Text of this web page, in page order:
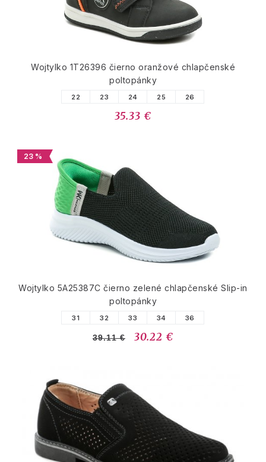
Wojtylko 1T26396 čierno oranžové chlapčenské
poltopánky
22 23 24 25 26
35.33 €
23 %
Wojtylko 5A25387C čierno zelené chlapčenské Slip-in
poltopánky
31 32 33 34 36
39.11 € 30.22 €